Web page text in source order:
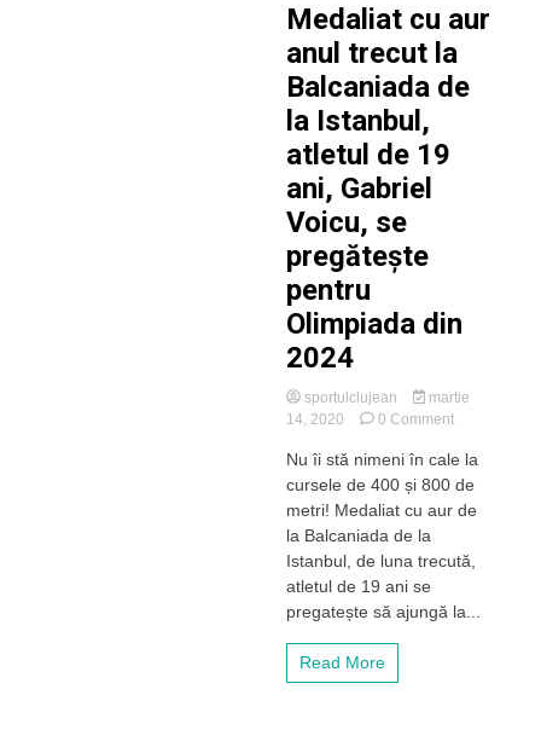
Medaliat cu aur
anul trecut la
Balcaniada de
la Istanbul,
atletul de 19
ani, Gabriel
Voicu, se
pregătește
pentru
Olimpiada din
2024
sportulclujean
martie
14, 2020
0 Commenton
cu
aur
anul
Balcaniada
la
Nu îi stă nimeni în cale la
cursele de 400 și 800 de
metri! Medaliat cu aur de
la Balcaniada de la
Istanbul, de luna trecută,
atletul de 19 ani se
pregatește să ajungă la...
Read More